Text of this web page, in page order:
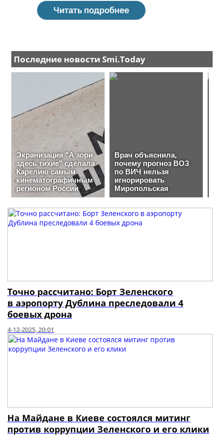
Точно рассчитано: Борт Зеленского
в аэропорту Дублина преследовали 4
боевых дрона
4-12-2025, 20:01
На Майдане в Киеве состоялся митинг
против коррупции Зеленского и его клики